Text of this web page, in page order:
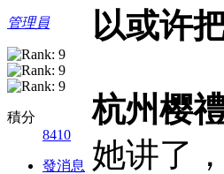
管理員
積分
8410
發消息
以或许
杭州樱
她讲了